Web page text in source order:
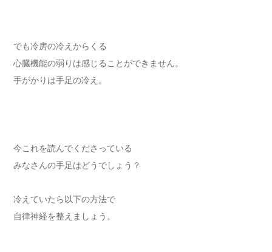
でも冷房の冷えからくる
心臓機能の弱りは感じることができません。
手がかりは手足の冷え。
今これを読んでくださっている
みなさんの手足はどうでしょう？
冷えていたら以下の方法で
自律神経を整えましょう。